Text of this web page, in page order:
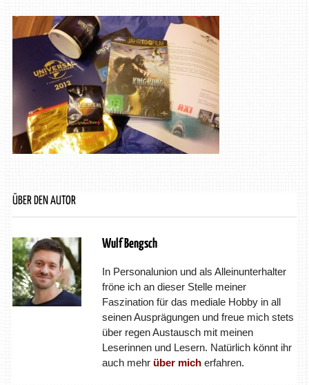
ÜBER DEN AUTOR
Wulf Bengsch
In Personalunion und als Alleinunterhalter
fröne ich an dieser Stelle meiner
Faszination für das mediale Hobby in all
seinen Ausprägungen und freue mich stets
über regen Austausch mit meinen
Leserinnen und Lesern. Natürlich könnt ihr
auch mehr über micherfahren.